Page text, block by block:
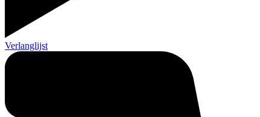
Verlanglijst